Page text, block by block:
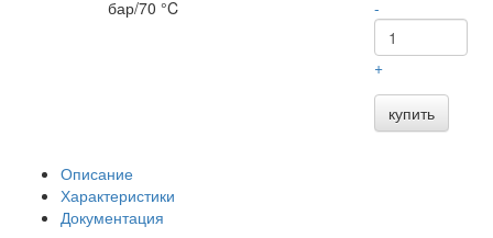
бар/70 °C
-
+
купить
Описание
Характеристики
Документация